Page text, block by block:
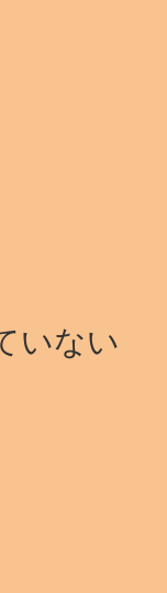
いない